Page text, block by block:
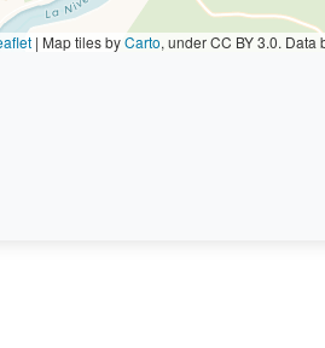
| Map tiles byCarto, under CC BY 3.0. Data